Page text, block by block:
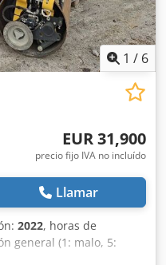
1 / 6
EUR 31,900
precio fijo IVA no incluído
Llamar
2022, horas de
general (1: malo, 5:
cumple con las normas